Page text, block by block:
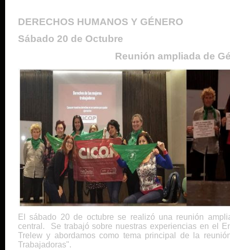
DERECHOS HUMANOS Y GÉNERO
Sábado 20 de Octubre
Reunión ampliada de
El sábado 20 de octubre se realizó una reunión
central. Se trabajó sobre nuestras experiencias en el
Trelew y abordamos como tema principal de la
Trabajadoras".